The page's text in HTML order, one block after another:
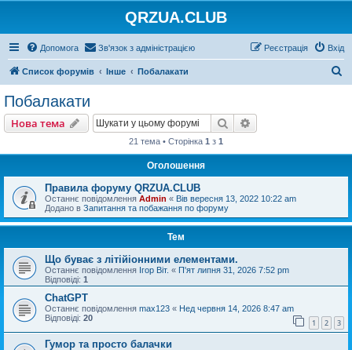
QRZUA.CLUB
Допомога Зв'язок з адміністрацією Вхід
Реєстрація
Список форумів Інше Побалакати
Побалакати
Нова тема Пошук
21 тема • Сторінка 1 з 1
Оголошення
Правила форуму QRZUA.CLUB
Останнє повідомлення Admin « Вів вересня 13, 2022 10:22 am
Додано в Запитання та побажання по форуму
Тем
Що буває з літійіонними елементами.
Останнє повідомлення Ігор Віт. « П'ят липня 31, 2026 7:52 pm
Відповіді: 1
ChatGPT
Останнє повідомлення max123 « Нед червня 14, 2026 8:47 am
Відповіді: 20 1 2 3
Гумор та просто балачки